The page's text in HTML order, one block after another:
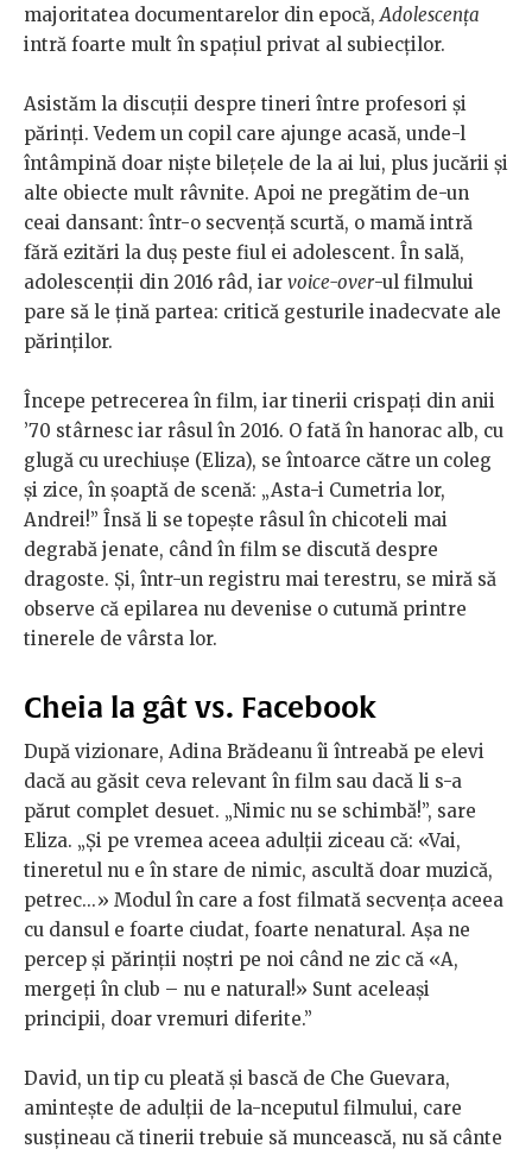
majoritatea documentarelor din epocă,Adolescența
intră foarte mult în spațiul privat al subiecților.
Asistăm la discuții despre tineri între profesori și
părinți. Vedem un copil care ajunge acasă, unde-l
întâmpină doar niște bilețele de la ai lui, plus jucării și
alte obiecte mult râvnite. Apoi ne pregătim de-un
ceai dansant: într-o secvență scurtă, o mamă intră
fără ezitări la duș peste fiul ei adolescent. În sală,
adolescenții din 2016 râd, iar voice-over-ul filmului
pare să le țină partea: critică gesturile inadecvate ale
părinților.
Începe petrecerea în film, iar tinerii crispați din anii
’70 stârnesc iar râsul în 2016. O fată în hanorac alb, cu
glugă cu urechiușe (Eliza), se întoarce către un coleg
și zice, în șoaptă de scenă: „Asta-i Cumetria lor,
Andrei!” Însă li se topește râsul în chicoteli mai
degrabă jenate, când în film se discută despre
dragoste. Și, într-un registru mai terestru, se miră să
observe că epilarea nu devenise o cutumă printre
tinerele de vârsta lor.
Cheia la gât vs. Facebook
După vizionare, Adina Brădeanu îi întreabă pe elevi
dacă au găsit ceva relevant în film sau dacă li s-a
părut complet desuet. „Nimic nu se schimbă!”, sare
Eliza. „Și pe vremea aceea adulții ziceau că: «Vai,
tineretul nu e în stare de nimic, ascultă doar muzică,
petrec...» Modul în care a fost filmată secvența aceea
cu dansul e foarte ciudat, foarte nenatural. Așa ne
percep și părinții noștri pe noi când ne zic că «A,
mergeți în club – nu e natural!» Sunt aceleași
principii, doar vremuri diferite.”
David, un tip cu pleată și bască de Che Guevara,
amintește de adulții de la-nceputul filmului, care
susțineau că tinerii trebuie să muncească, nu să cânte